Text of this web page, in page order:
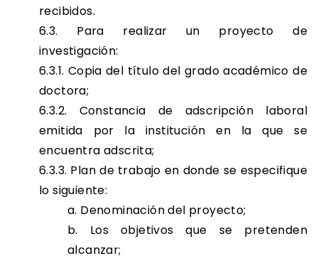
recibidos.
6.3. Para realizar un proyecto de
investigación:
6.3.1. Copia del título del grado académico de
doctora;
6.3.2. Constancia de adscripción laboral
emitida por la institución en la que se
encuentra adscrita;
6.3.3. Plan de trabajo en donde se especifique
lo siguiente:
a. Denominación del proyecto;
b. Los objetivos que se pretenden
alcanzar;